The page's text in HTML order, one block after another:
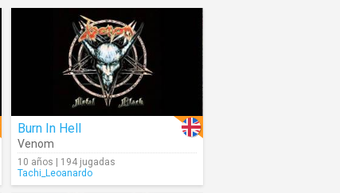
Burn In Hell
Venom
10 años | 194 jugadas
Tachi_Leoanardo